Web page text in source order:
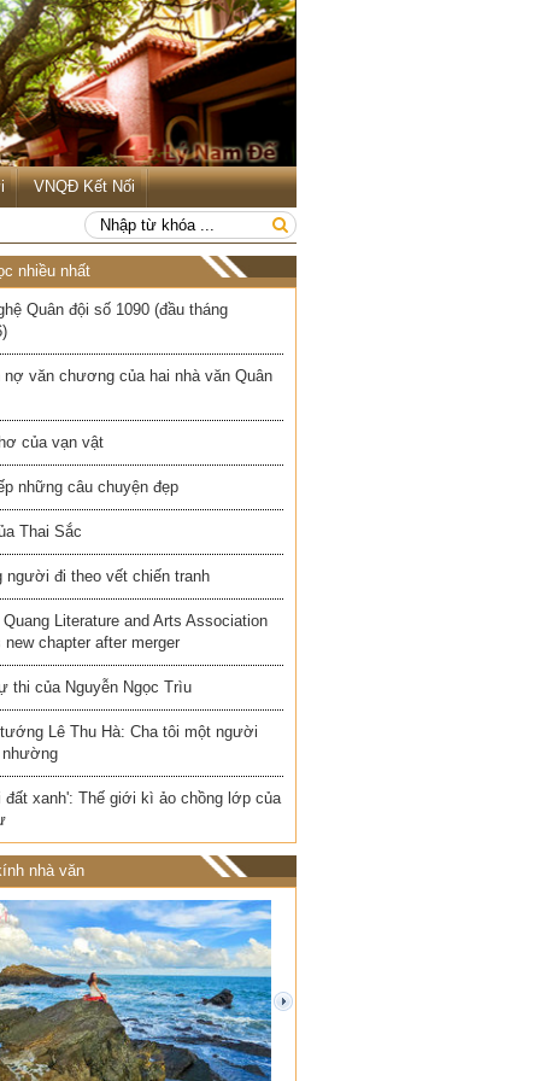
VNQĐ Kết Nối
nhiều nhất
Quân đội số 1090 (đầu tháng
nợ văn chương của hai nhà văn Quân
của vạn vật
những câu chuyện đẹp
Thai Sắc
người đi theo vết chiến tranh
Literature and Arts Association
new chapter after merger
thi của Nguyễn Ngọc Trìu
Lê Thu Hà: Cha tôi một người
nhường
đất xanh': Thế giới kì ảo chồng lớp của
nhà văn
next